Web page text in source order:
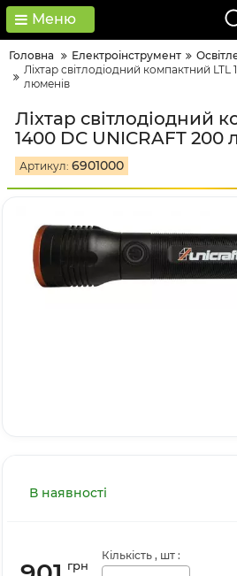
Меню
Головна Електроінструмент
Ліхтар світлодіодний компактний
люменів
Ліхтар світлодіодний
1400 DC UNICRAFT 200
Артикул: 6901000
В наявності
грн
Кількість , шт :